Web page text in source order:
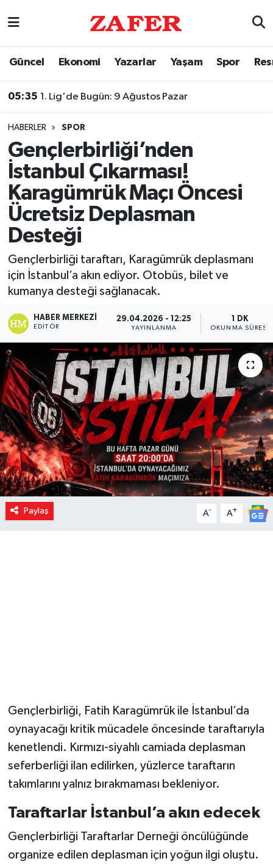
Güncel Ekonomi Yazarlar Yaşam Spor
05:35 1. Lig'de Bugün: 9 Ağustos Pazar
HABERLER SPOR
Gençlerbirliği’nden
İstanbul Çıkarması!
Karagümrük Maçı Öncesi
Ücretsiz Deplasman
Desteği
Gençlerbirliği taraftarı, Karagümrük deplasmanı
için İstanbul’a akın ediyor. Otobüs, bilet ve
kumanya desteği sağlanacak.
HABER MERKEZI
EDITÖR
29.04.2026 - 12:25
YAYINLANMA
1 DK
OKUNMA SÜRESI
Paylaş A- A+
Gençlerbirliği, Fatih Karagümrük ile İstanbul’da
oynayacağı kritik mücadele öncesinde taraftarıyla
kenetlendi. Kırmızı-siyahlı camiada deplasman
seferberliği ilan edilirken, yüzlerce taraftarın
takımlarını yalnız bırakmaması bekleniyor.
Taraftarlar İstanbul’a akın edecek
Gençlerbirliği Taraftarlar Derneği öncülüğünde
organize edilen deplasman için yoğun ilgi oluştu.
Nöbetçi Eczaneler
Trafik Durumu
Süper Lig Puan Durumu ve Fikstür
Tüm Manşetler
Son Dakika Haberleri
Haber Arşivi